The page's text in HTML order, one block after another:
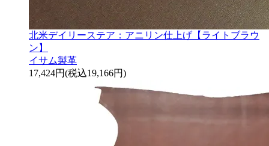
北米デイリーステア：アニリン仕上げ【ライトブラウ
ン】
イサム製革
17,424円(税込19,166円)